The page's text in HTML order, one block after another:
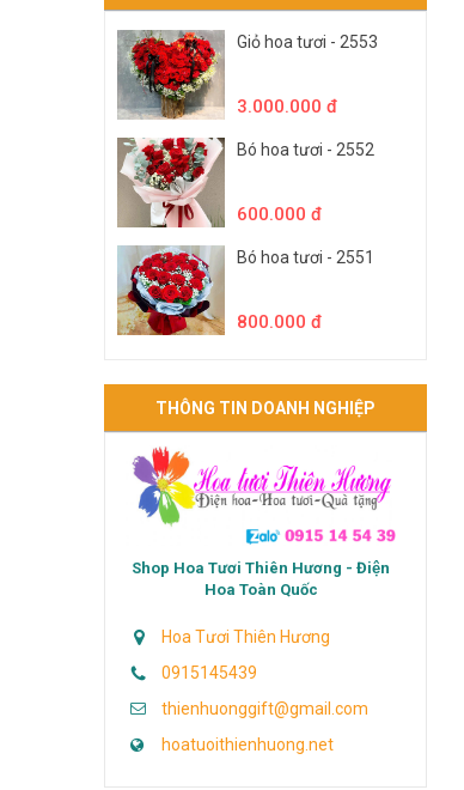
Giỏ hoa tươi - 2553
3.000.000 đ
Bó hoa tươi - 2552
600.000 đ
Bó hoa tươi - 2551
800.000 đ
THÔNG TIN DOANH NGHIỆP
Shop Hoa Tươi Thiên Hương - Điện
Hoa Toàn Quốc
Hoa Tươi Thiên Hương
0915145439
thienhuonggift@gmail.com
hoatuoithienhuong.net